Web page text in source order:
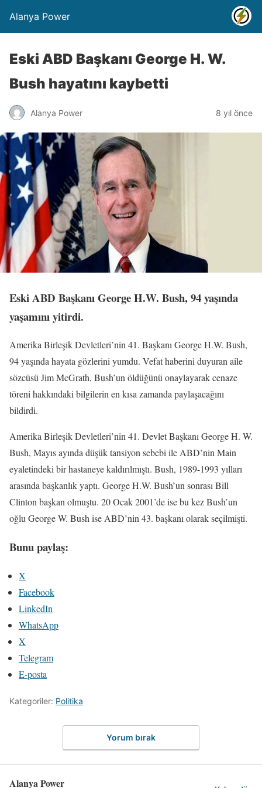
Alanya Power
Eski ABD Başkanı George H. W.
Bush hayatını kaybetti
Alanya Power 8 yıl önce
Eski ABD Başkanı George H.W. Bush, 94 yaşında
yaşamını yitirdi.
Amerika Birleşik Devletleri’nin 41. Başkanı George H.W. Bush,
94 yaşında hayata gözlerini yumdu. Vefat haberini duyuran aile
sözcüsü Jim McGrath, Bush’un öldüğünü onaylayarak cenaze
töreni hakkındaki bilgilerin en kısa zamanda paylaşacağını
bildirdi.
Amerika Birleşik Devletleri’nin 41. Devlet Başkanı George H. W.
Bush, Mayıs ayında düşük tansiyon sebebi ile ABD’nin Main
eyaletindeki bir hastaneye kaldırılmıştı. Bush, 1989-1993 yılları
arasında başkanlık yaptı. George H.W. Bush’un sonrası Bill
Clinton başkan olmuştu. 20 Ocak 2001’de ise bu kez Bush’un
oğlu George W. Bush ise ABD’nin 43. başkanı olarak seçilmişti.
Bunu paylaş:
X
Facebook
LinkedIn
WhatsApp
X
Telegram
E-posta
Kategoriler: Politika
Yorum bırak
Alanya Power